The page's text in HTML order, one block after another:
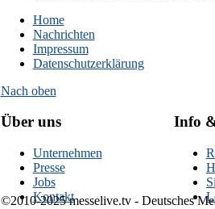
Home
Nachrichten
Impressum
Datenschutzerklärung
Nach oben
Über uns
Unternehmen
Presse
Jobs
Kontakt
Info
©2010-2025 messelive.tv - Deutsches